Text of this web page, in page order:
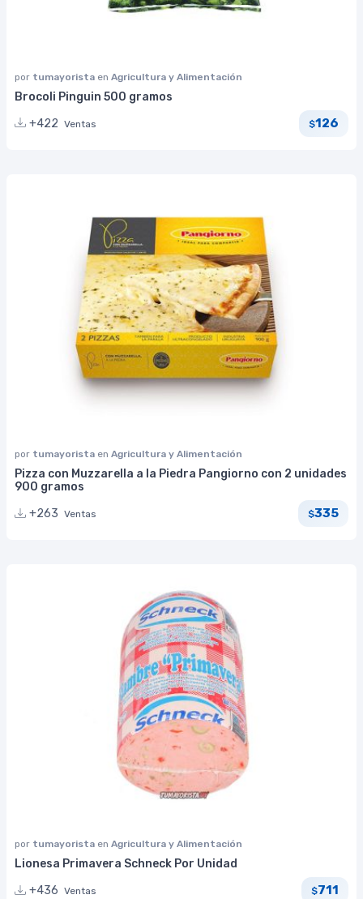
por tumayorista en Agricultura y Alimentación
Brocoli Pinguin 500 gramos
+422 Ventas $126
por tumayorista en Agricultura y Alimentación
Pizza con Muzzarella a la Piedra Pangiorno con 2 unidades
900 gramos
+263 Ventas $335
por tumayorista en Agricultura y Alimentación
Lionesa Primavera Schneck Por Unidad
+436 Ventas $711